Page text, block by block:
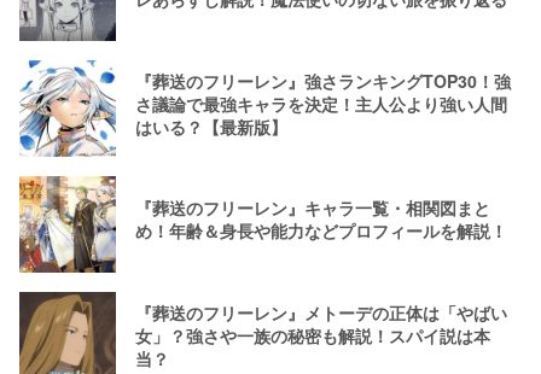
『葬送のフリーレン』強さランキングTOP30！強
さ議論で最強キャラを決定！主人公より強い人間
はいる？【最新版】
『葬送のフリーレン』キャラ一覧・相関図まと
め！年齢＆身長や能力などプロフィールを解説！
『葬送のフリーレン』メトーデの正体は「やばい
女」？強さや一族の秘密も解説！スパイ説は本
当？